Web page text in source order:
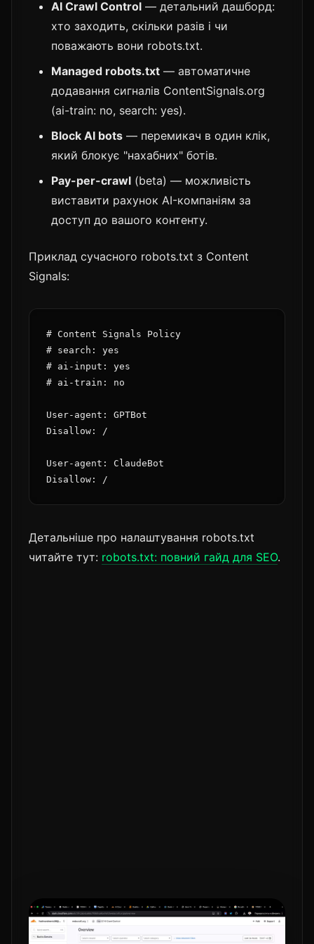
AI Crawl Control — детальний дашборд:
хто заходить, скільки разів і чи
поважають вони robots.txt.
Managed robots.txt — автоматичне
додавання сигналів ContentSignals.org
(ai-train: no, search: yes).
Block AI bots — перемикач в один клік,
який блокує "нахабних" ботів.
Pay-per-crawl (beta) — можливість
виставити рахунок AI-компаніям за
доступ до вашого контенту.
Приклад сучасного robots.txt з Content
Signals:
# Content Signals Policy
# search: yes
# ai-input: yes
# ai-train: no
User-agent: GPTBot
Disallow: /
User-agent: ClaudeBot
Детальніше про налаштування robots.txt
читайте тут: robots.txt: повний гайд для SEO.